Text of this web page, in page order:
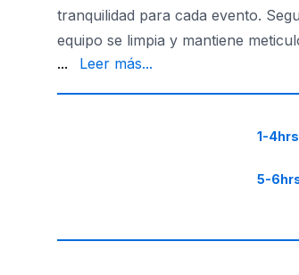
tranquilidad para cada evento.
equipo se limpia y mantiene
renta a tiempo, y tomamos tu
... Leer más...
1-4hrs
5-